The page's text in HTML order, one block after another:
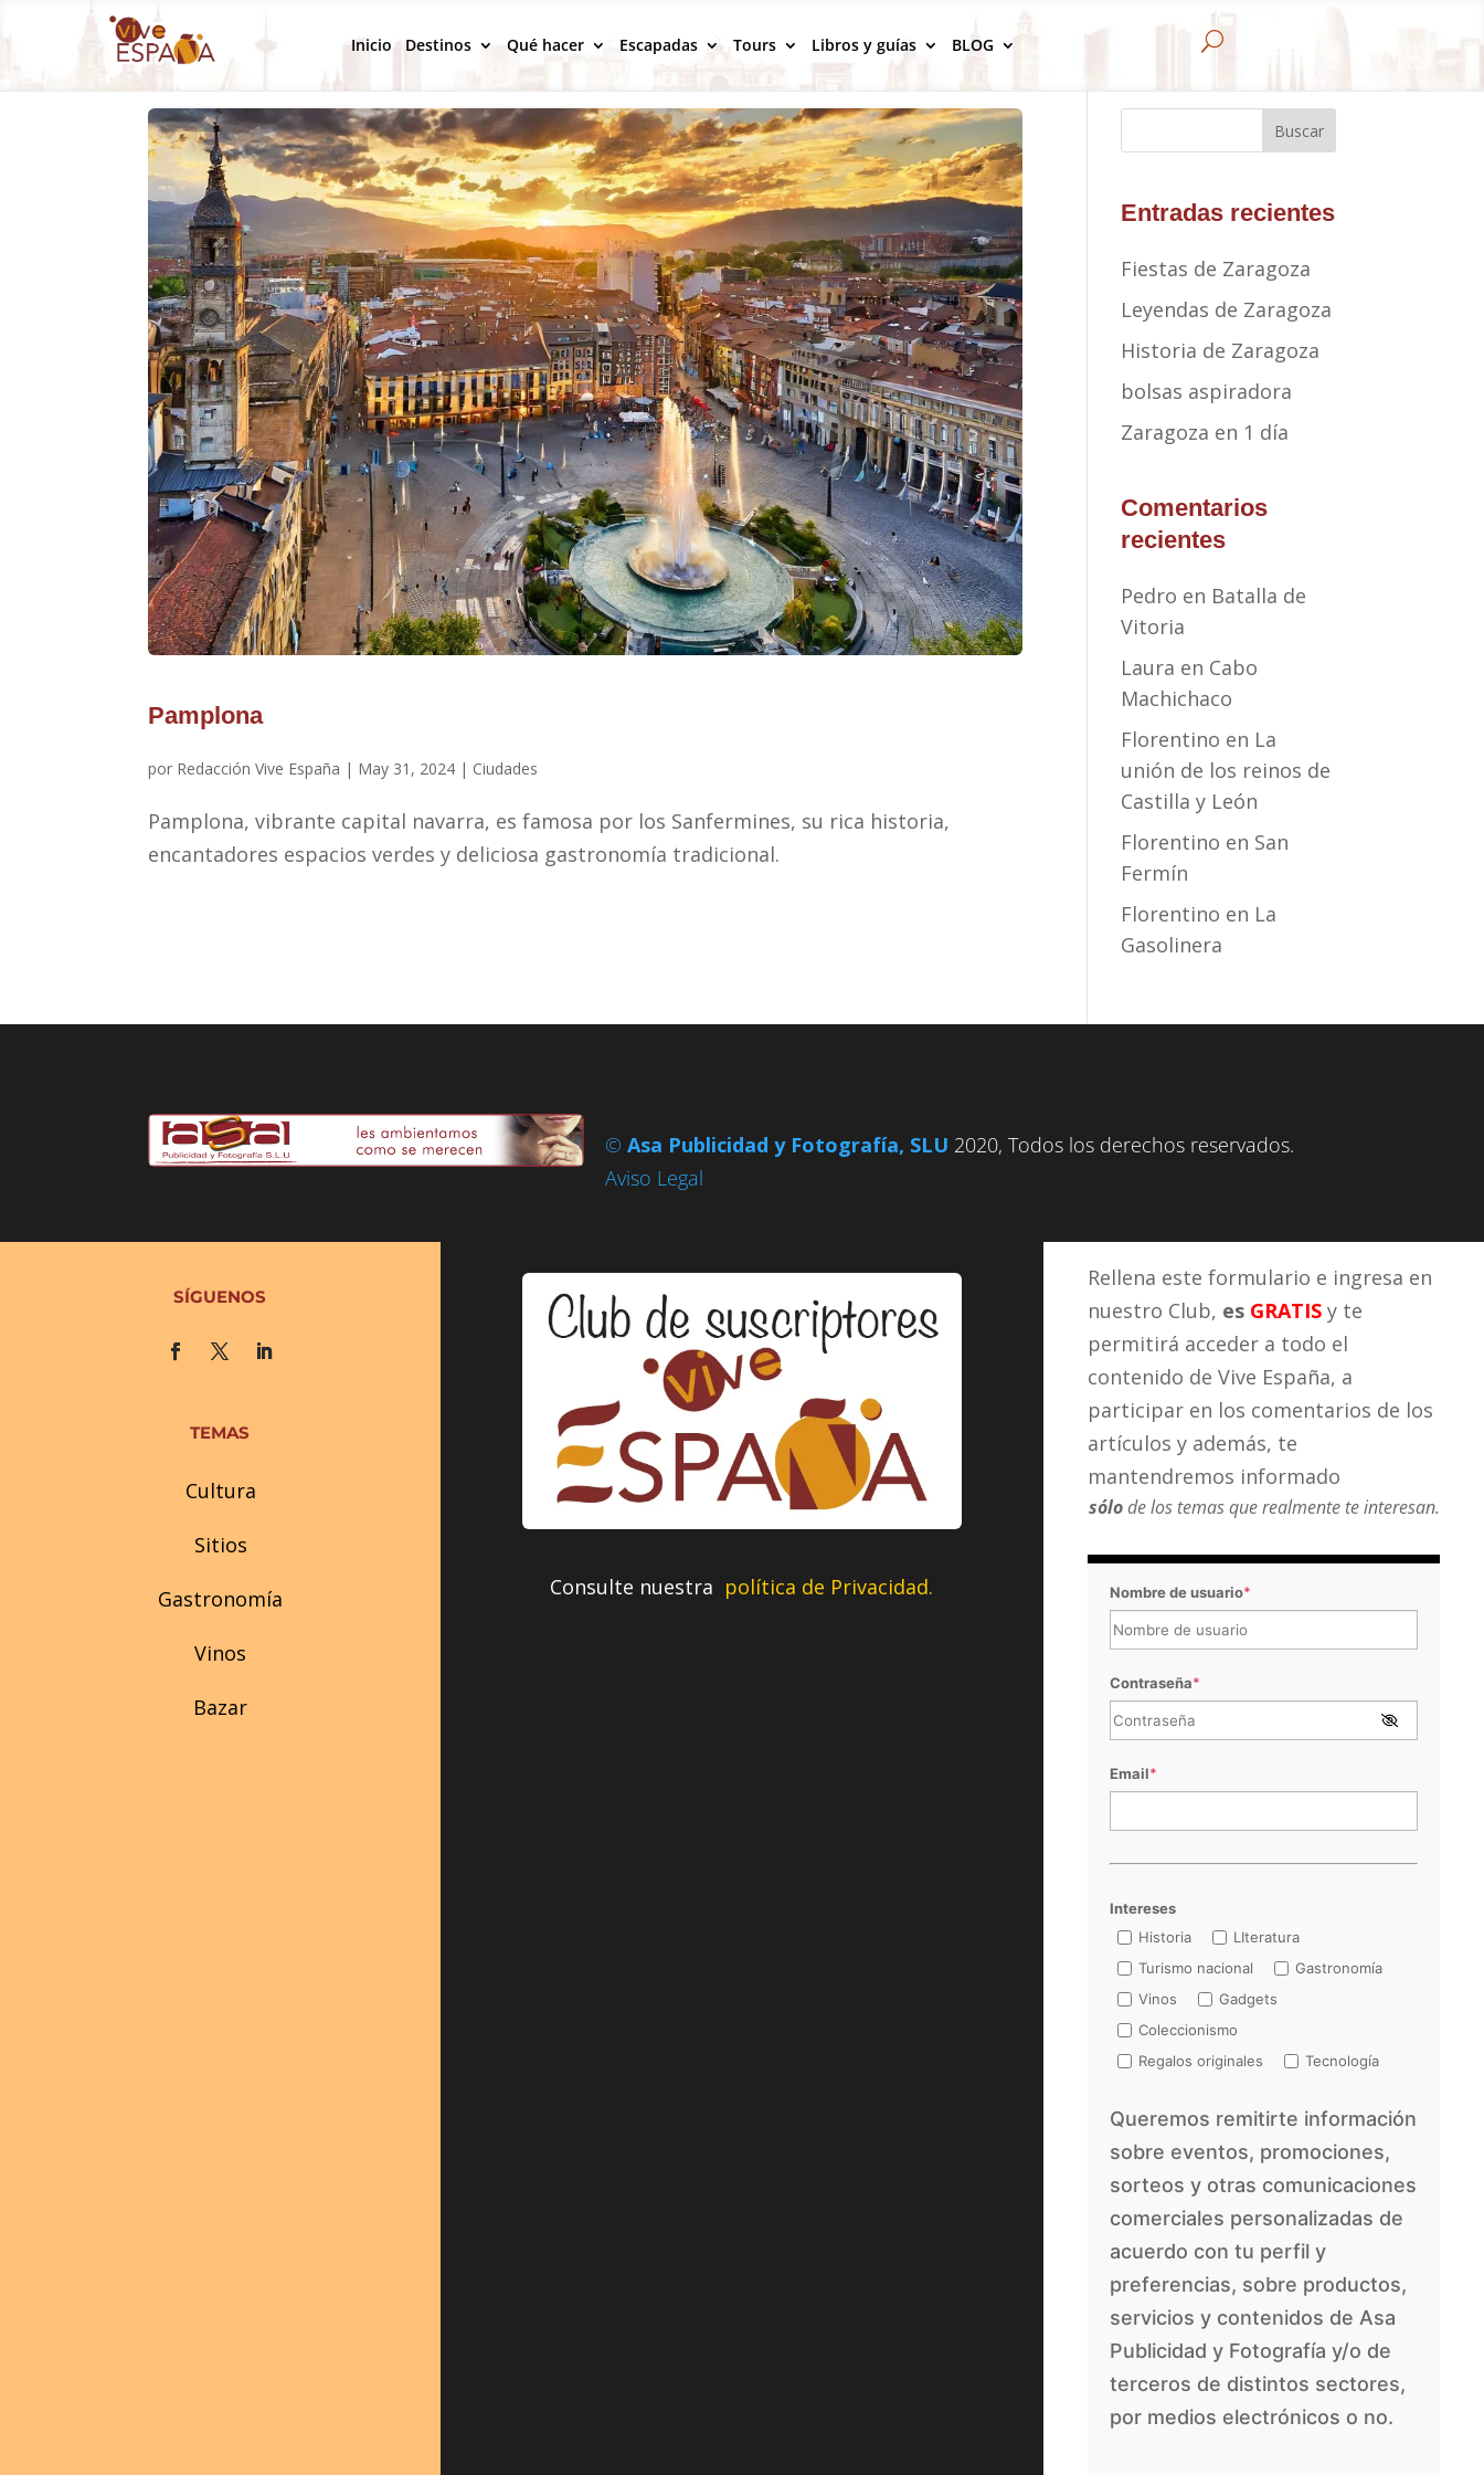
Inicio Destinos Qué hacer Escapadas Tours Libros y guías BLOG U
Pamplona
por Redacción Vive España | May 31, 2024 | Ciudades
Pamplona, vibrante capital navarra, es famosa por los Sanfermines, su rica historia,
encantadores espacios verdes y deliciosa gastronomía tradicional.
Buscar
Entradas recientes
Fiestas de Zaragoza
Leyendas de Zaragoza
Historia de Zaragoza
bolsas aspiradora
Zaragoza en 1 día
Comentarios
recientes
Pedro en Batalla de
Vitoria
Laura en Cabo
Machichaco
Florentino en La
unión de los reinos de
Castilla y León
Florentino en San
Fermín
Florentino en La
Gasolinera
©Asa Publicidad y Fotografía, SLU 2020, Todos los derechos reservados.
Aviso Legal
SÍGUENOS
TEMAS
Cultura
Sitios
Gastronomía
Vinos
Bazar
Consulte nuestra política de Privacidad.
Rellena este formulario e ingresa en
nuestro Club, es GRATIS y te
permitirá acceder a todo el
contenido de Vive España, a
participar en los comentarios de los
artículos y además, te
mantendremos informado
sólode los temas que realmente te interesan.
Nombre de usuario*
Contraseña*
Email*
Intereses
Historia
LIteratura
Turismo nacional
Gastronomía
Vinos
Gadgets
Coleccionismo
Regalos originales
Tecnología
Queremos remitirte información
sobre eventos, promociones,
sorteos y otras comunicaciones
comerciales personalizadas de
acuerdo con tu perfil y
preferencias, sobre productos,
servicios y contenidos de Asa
Publicidad y Fotografía y/o de
terceros de distintos sectores,
por medios electrónicos o no.